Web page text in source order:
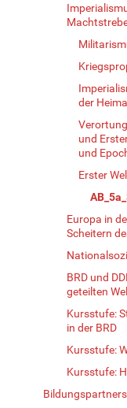
der
und
und
Erster
Europa in
Scheitern
BRD und
geteilten
Kursstufe:
in der BRD
Kursstufe:
Kursstufe: